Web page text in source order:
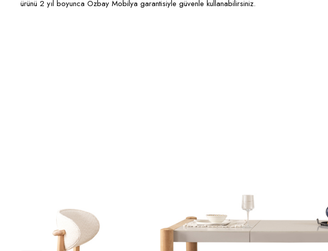
ürünü 2 yıl boyunca Özbay Mobilya garantisiyle güvenle kullanabilirsiniz.